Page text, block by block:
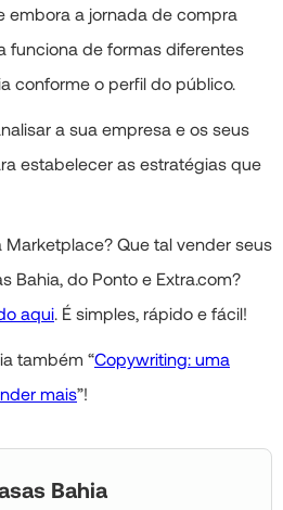
embora a jornada de compra
funciona de formas diferentes
conforme o perfil do público.
a sua empresa e os seus
estabelecer as estratégias que
Marketplace? Que tal vender seus
Bahia, do Ponto e Extra.com?
aqui. É simples, rápido e fácil!
também “Copywriting: uma
mais”!
Bahia